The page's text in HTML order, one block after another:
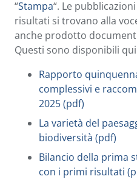
“Stampa“. Le
risultati si trovano alla
anche prodotto
Questi sono disponibili
Rapporto
complessivi e
2025 (pdf)
La varietà del
biodiversità (pdf)
Bilancio della prima
con i primi risultati